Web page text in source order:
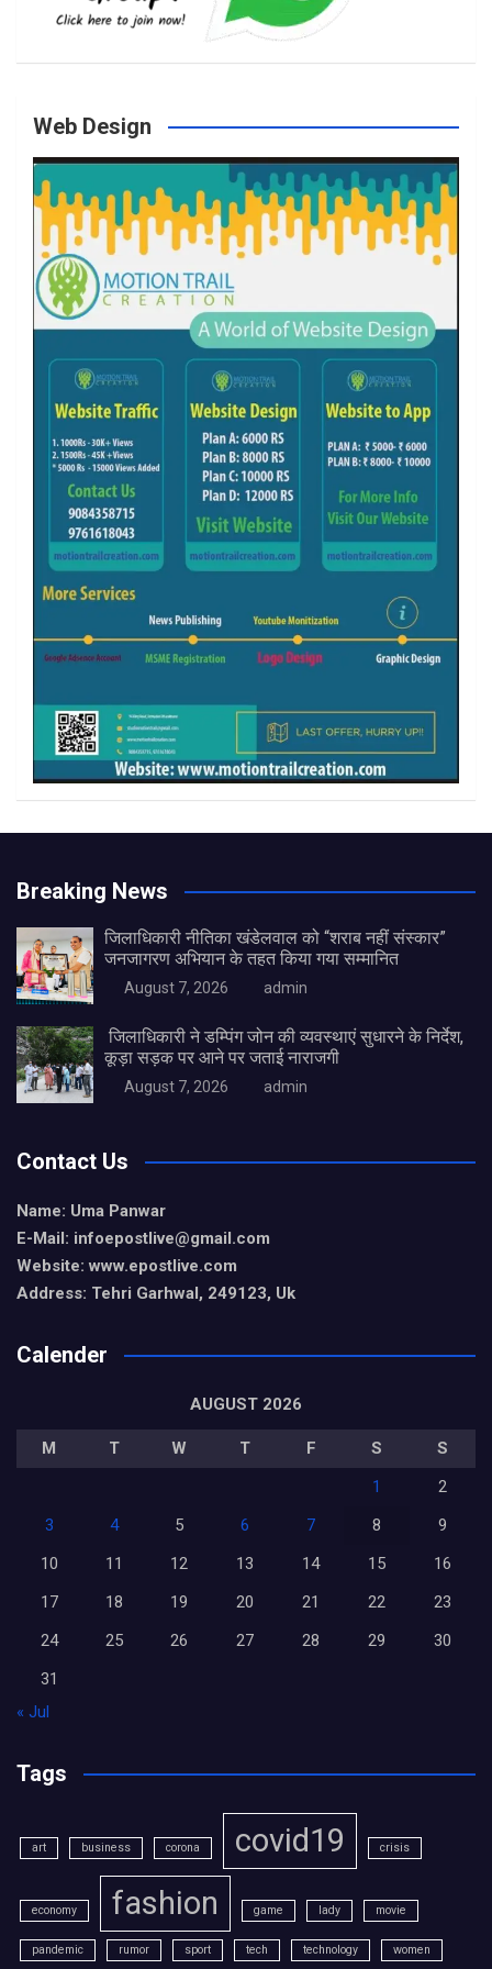
b
o
k
a
a
m
t
r e
Web Design
Breaking News
जिलाधिकारी नीतिका खंडेलवाल को “शराब नहीं संस्कार”
जनजागरण अभियान के तहत किया गया सम्मानित
August 7, 2026 admin
‎ ‎जिलाधिकारी ने डम्पिंग जोन की व्यवस्थाएं सुधारने के निर्देश,
कूड़ा सड़क पर आने पर जताई नाराजगी
August 7, 2026 admin
Contact Us
Name: Uma Panwar
E-Mail: infoepostlive@gmail.com
Website: www.epostlive.com
Address: Tehri Garhwal, 249123, Uk
Calender
AUGUST 2026
M T W T F S
S
1
2
3
4 5 6 7 8
9
10
11 12 13 14 15
16
17
18 19 20 21 22
23
24
25 26 27 28 29
30
31
« Jul
Tags
art business corona covid19 crisis
economy fashion game lady movie
pandemic rumor sport tech technology women